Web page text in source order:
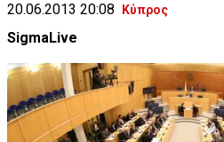
20.06.2013 20:08 Κύπρος
SigmaLive